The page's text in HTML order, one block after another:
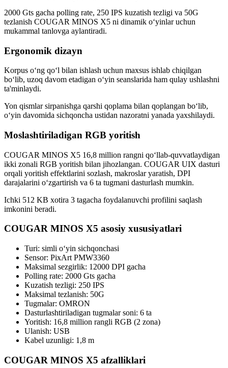
2000 Gts gacha polling rate, 250 IPS kuzatish tezligi va 50G
tezlanish COUGAR MINOS X5 ni dinamik o‘yinlar uchun
mukammal tanlovga aylantiradi.
Ergonomik dizayn
Korpus o‘ng qo‘l bilan ishlash uchun maxsus ishlab chiqilgan
bo‘lib, uzoq davom etadigan o‘yin seanslarida ham qulay ushlashni
ta'minlaydi.
Yon qismlar sirpanishga qarshi qoplama bilan qoplangan bo‘lib,
o‘yin davomida sichqoncha ustidan nazoratni yanada yaxshilaydi.
Moslashtiriladigan RGB yoritish
COUGAR MINOS X5 16,8 million rangni qo‘llab-quvvatlaydigan
ikki zonali RGB yoritish bilan jihozlangan. COUGAR UIX dasturi
orqali yoritish effektlarini sozlash, makroslar yaratish, DPI
darajalarini o‘zgartirish va 6 ta tugmani dasturlash mumkin.
Ichki 512 KB xotira 3 tagacha foydalanuvchi profilini saqlash
imkonini beradi.
COUGAR MINOS X5 asosiy xususiyatlari
Turi: simli o‘yin sichqonchasi
Sensor: PixArt PMW3360
Maksimal sezgirlik: 12000 DPI gacha
Polling rate: 2000 Gts gacha
Kuzatish tezligi: 250 IPS
Maksimal tezlanish: 50G
Tugmalar: OMRON
Dasturlashtiriladigan tugmalar soni: 6 ta
Yoritish: 16,8 million rangli RGB (2 zona)
Ulanish: USB
Kabel uzunligi: 1,8 m
COUGAR MINOS X5 afzalliklari